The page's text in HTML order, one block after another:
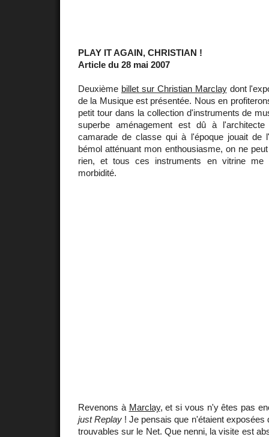
PLAY IT AGAIN, CHRISTIAN !
Article du 28 mai 2007
Deuxième billet sur Christian Marclaydont
de la Musique est présentée. Nous en
petit tour dans la collection d'instruments de
superbe aménagement est dû à
camarade de classe qui à l'époque jouait de
bémol atténuant mon enthousiasme, on ne
rien, et tous ces instruments en vitrine me
morbidité.
Revenons à Marclay, et si vous n'y êtes pas
just Replay ! Je pensais que n'étaient exposées
trouvables sur le Net. Que nenni, la visite est